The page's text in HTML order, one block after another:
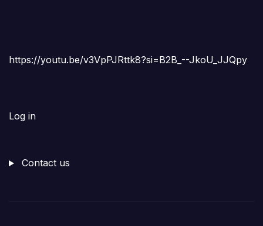
https://youtu.be/v3VpPJRttk8?si=B2B_--JkoU_JJQpy
Log in
Contact us